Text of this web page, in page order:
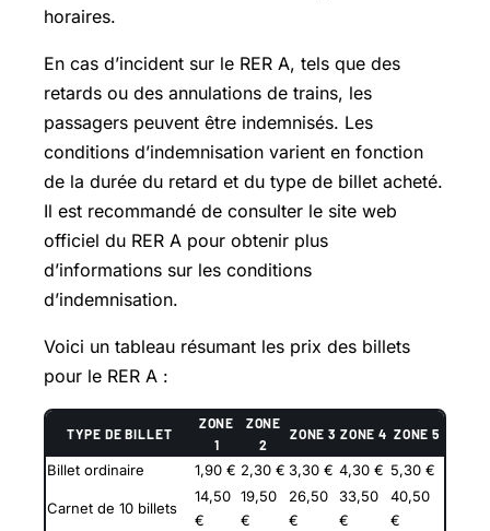
horaires.
En cas d’incident sur le RER A, tels que des
retards ou des annulations de trains, les
passagers peuvent être indemnisés. Les
conditions d’indemnisation varient en fonction
de la durée du retard et du type de billet acheté.
Il est recommandé de consulter le site web
officiel du RER A pour obtenir plus
d’informations sur les conditions
d’indemnisation.
Voici un tableau résumant les prix des billets
pour le RER A :
TYPE DE BILLET
ZONE
1
ZONE
2
ZONE 3 ZONE 4 ZONE 5
Billet ordinaire 1,90 € 2,30 € 3,30 € 4,30 € 5,30 €
Carnet de 10 billets
14,50
€
19,50
€
26,50
€
33,50
€
40,50
€